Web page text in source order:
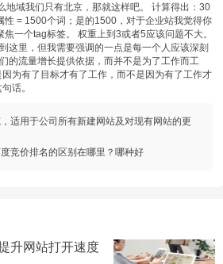
域我们只有北京，那就这样吧。 计算得出：30
性 = 1500个词；是的1500，对于企业站我觉得你
一个tag标签。 权重上到3或者5应该问题不大。
这里，但我需要强调的一点是每一个人应该深刻
的流量增长提供依据，而并不是为了工作而工
为有了目标才有了工作，而不是因为有了工作才
话。
适用于公司所有新建网站及对现有网站的更
竞价排名的区别在哪里？哪种好
升网站打开速度